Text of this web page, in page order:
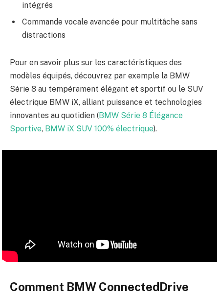
intégrés
Commande vocale avancée pour multitâche sans
distractions
Pour en savoir plus sur les caractéristiques des
modèles équipés, découvrez par exemple la BMW
Série 8 au tempérament élégant et sportif ou le SUV
électrique BMW iX, alliant puissance et technologies
innovantes au quotidien (BMW Série 8 Élégance
Sportive, BMW iX SUV 100% électrique).
Comment BMW ConnectedDrive